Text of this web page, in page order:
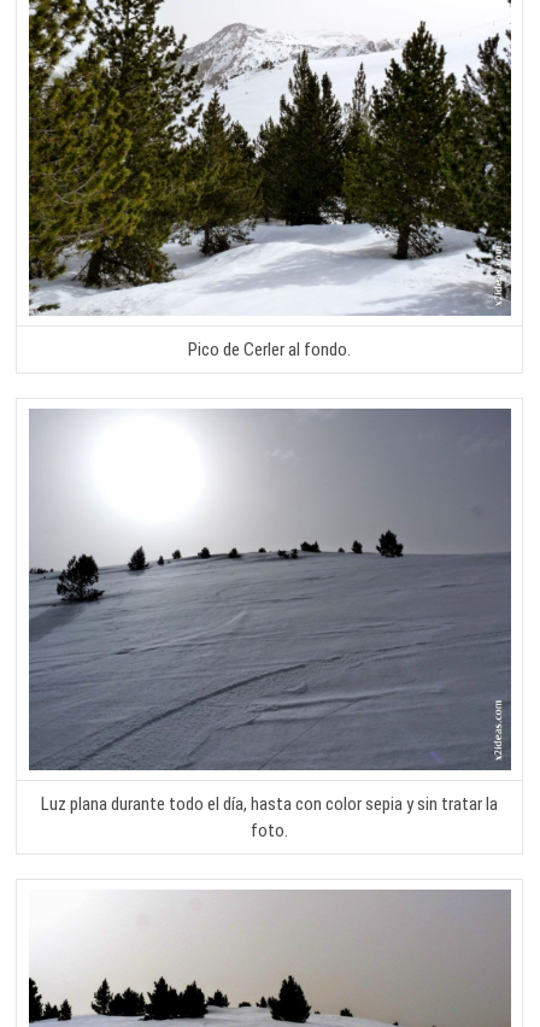
Pico de Cerler al fondo.
Luz plana durante todo el día, hasta con color sepia y sin tratar la
foto.